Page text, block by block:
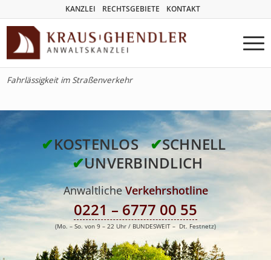
KANZLEI RECHTSGEBIETE KONTAKT
Fahrlässigkeit im Straßenverkehr
✔KOSTENLOS ✔SCHNELL
✔UNVERBINDLICH
AnwaltlicheVerkehrshotline
0221 – 6777 00 55
(Mo. – So. von 9 – 22 Uhr / BUNDESWEIT – Dt. Festnetz)